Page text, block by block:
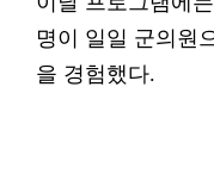
명이 일일 군의원
을 경험했다.